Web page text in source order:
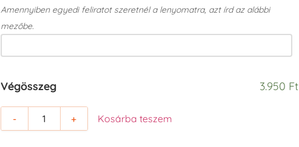
Amennyiben egyedi feliratot szeretnél a lenyomatra, azt írd az alábbi
mezőbe.
Végösszeg 3.950 Ft
- + Kosárba teszem